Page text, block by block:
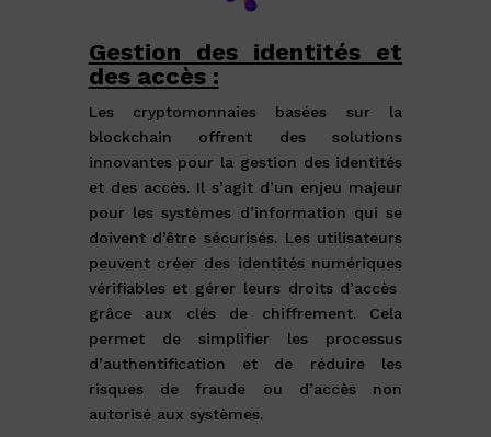
Gestion des identités et
des accès :
Les cryptomonnaies basées sur la
blockchain offrent des solutions
innovantes pour la gestion des identités
et des accès. Il s’agit d’un enjeu majeur
pour les systèmes d’information qui se
doivent d’être sécurisés. Les utilisateurs
peuvent créer des identités numériques
vérifiables et gérer leurs droits d’accès
grâce aux clés de chiffrement. Cela
permet de simplifier les processus
d’authentification et de réduire les
risques de fraude ou d’accès non
autorisé aux systèmes.